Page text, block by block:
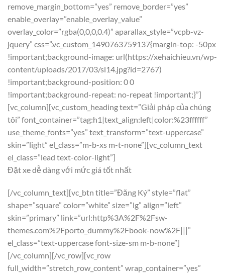
remove_margin_bottom=”yes” remove_border=”yes”
enable_overlay=”enable_overlay_value”
overlay_color=”rgba(0,0,0,0.4)” aparallax_style=”vcpb-vz-
jquery” css=”.vc_custom_1490763759137{margin-top: -50px
!important;background-image: url(https://xehaichieu.vn/wp-
content/uploads/2017/03/sl14.jpg?id=2767)
!important;background-position: 0 0
!important;background-repeat: no-repeat !important;}”]
[vc_column][vc_custom_heading text=”Giải pháp của chúng
tôi” font_container=”tag:h1|text_align:left|color:%23ffffff”
use_theme_fonts=”yes” text_transform=”text-uppercase”
skin=”light” el_class=”m-b-xs m-t-none”][vc_column_text
el_class=”lead text-color-light”]
Đặt xe dễ dàng với mức giá tốt nhất
[/vc_column_text][vc_btn title=”Đăng Ký” style=”flat”
shape=”square” color=”white” size=”lg” align=”left”
skin=”primary” link=”url:http%3A%2F%2Fsw-
themes.com%2Fporto_dummy%2Fbook-now%2F|||”
el_class=”text-uppercase font-size-sm m-b-none”]
[/vc_column][/vc_row][vc_row
full_width=”stretch_row_content” wrap_container=”yes”